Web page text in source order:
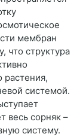
мембран
что структура
растения,
системой.
весь сорняк –
систему.